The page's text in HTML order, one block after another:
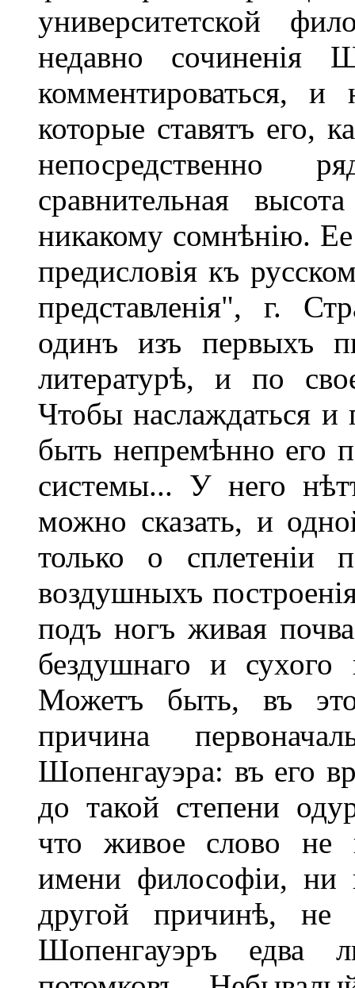
университетской
недавно сочиненія
комментироваться,
которые ставятъ его,
сравнительная
никакому сомнѣнію.
предисловія къ
представленія", г.
одинъ изъ первыхъ
литературѣ, и по
Чтобы наслаждаться и
быть непремѣнно его
системы... У него
можно сказать, и
только о
воздушныхъ
подъ ногъ живая
бездушнаго и
Можетъ быть, въ
причина
Шопенгауэра: въ его
до такой степени
что живое слово не
имени философіи,
другой причинѣ, не
Шопенгауэръ едва